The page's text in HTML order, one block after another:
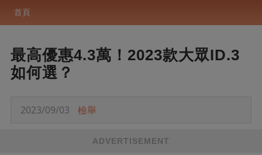
首頁
最高優惠4.3萬！2023款大眾ID.3
如何選？
2023/09/03 檢舉
ADVERTISEMENT